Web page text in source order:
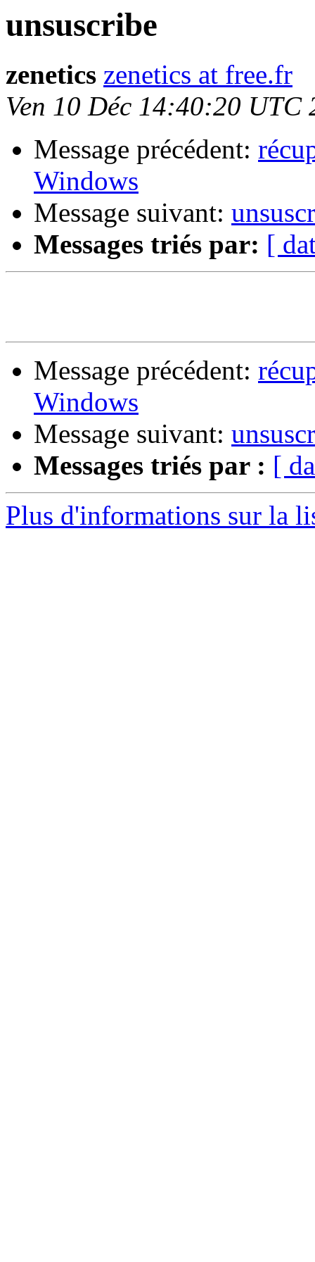
unsuscribe
zenetics zenetics at free.fr
Ven 10 Déc 14:40:20 UTC
Message précédent:
Windows
Message suivant:
Messages triés par: [
Message précédent:
Windows
Message suivant:
Messages triés par : [
Plus d'informations sur la